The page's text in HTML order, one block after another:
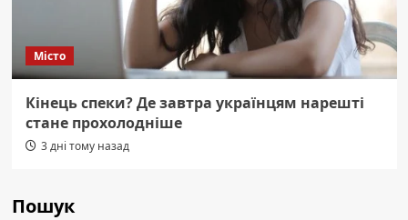
Місто
Кінець спеки? Де завтра українцям нарешті
стане прохолодніше
3 дні тому назад
Пошук